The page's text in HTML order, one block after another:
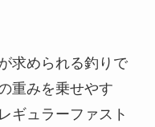
求められる釣りで
重みを乗せやす
ギュラーファスト